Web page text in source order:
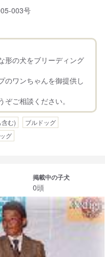
003号
形の犬をブリーディング
ワンちゃんを御提供し
む)
ブルドッグ
グ
掲載中の子犬
0頭